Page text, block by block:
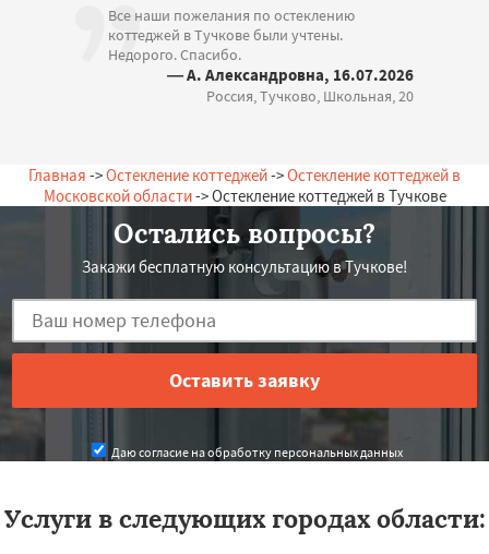
Все наши пожелания по остеклению
коттеджей в Тучкове были учтены.
Недорого. Спасибо.
— А. Александровна, 16.07.2026
Россия, Тучково, Школьная, 20
Главная ->Остекление коттеджей->Остекление коттеджей в
Московской области-> Остекление коттеджей в Тучкове
Остались вопросы?
Закажи бесплатную консультацию в Тучкове!
Даю согласие на обработку персональных данных
Услуги в следующих городах области: